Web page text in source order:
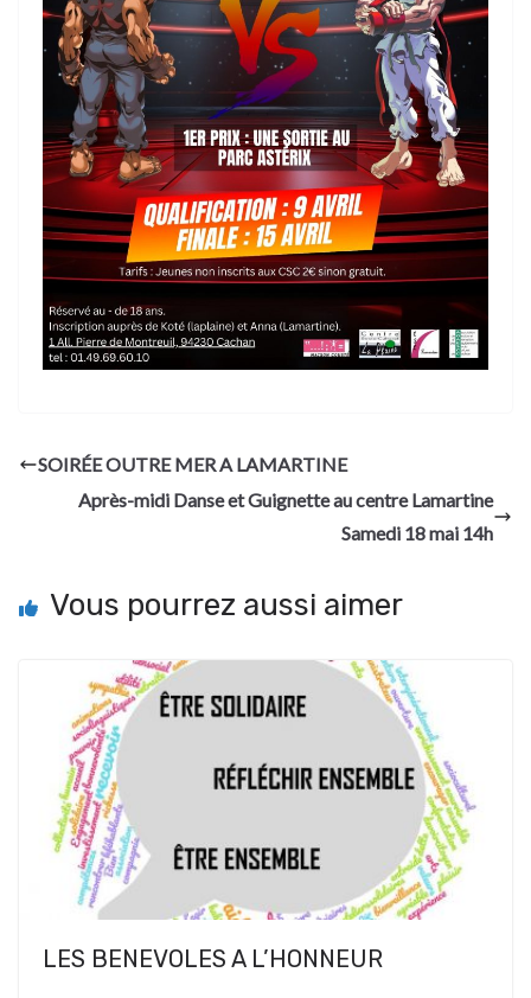
SOIRÉE OUTRE MER A LAMARTINE
Après-midi Danse et Guignette au centre Lamartine
Samedi 18 mai 14h
Vous pourrez aussi aimer
LES BENEVOLES A L’HONNEUR